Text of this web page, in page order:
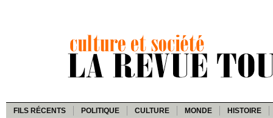
FILS RÉCENTS POLITIQUE CULTURE MONDE HISTOIRE